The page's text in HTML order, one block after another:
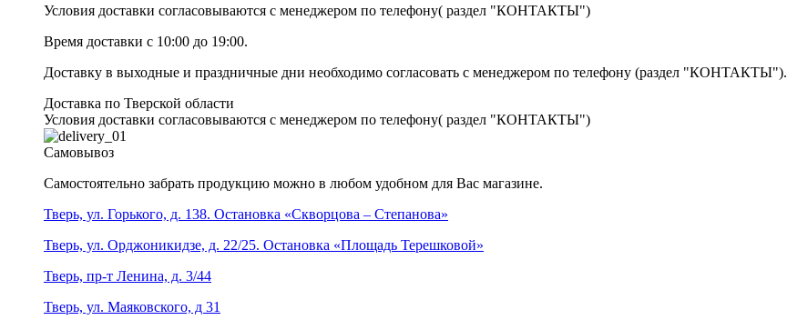
Условия доставки согласовываются с менеджером по телефону( раздел "КОНТАКТЫ")
Время доставки с 10:00 до 19:00.
Доставку в выходные и праздничные дни необходимо согласовать с менеджером по телефону (раздел "КОНТАКТЫ").
Доставка по Тверской области
Условия доставки согласовываются с менеджером по телефону( раздел "КОНТАКТЫ")
Самовывоз
Самостоятельно забрать продукцию можно в любом удобном для Вас магазине.
Тверь, ул. Горького, д. 138. Остановка «Скворцова – Степанова»
Тверь, ул. Орджоникидзе, д. 22/25. Остановка «Площадь Терешковой»
Тверь, пр-т Ленина, д. 3/44
Тверь, ул. Маяковского, д 31